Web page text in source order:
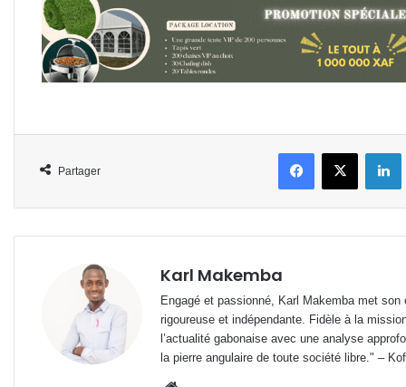
Partager
FacebookX
Karl Makemba
Engagé et passionné, Karl Makemba met
rigoureuse et indépendante. Fidèle à la
l’actualité gabonaise avec une analyse
la pierre angulaire de toute société libre." –